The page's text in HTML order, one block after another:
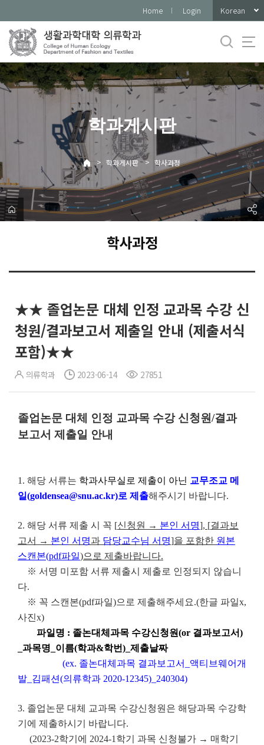
로
메
뉴
Home Login Korean
학과게시판
> 학과게시판 > 학사과정
학사과정
★★ 졸업논문 대체 인정 교과목 수강 신
청원/결과보고서 제출일 안내 (제출서식
포함)★★
의류학과 2023-06-14 27851
졸업논문 대체 인정 교과목 수강 신청원/결과
보고서 제출일 안내
1. 해당 서류는 학과사무실로 제출이 아닌 교무조교 메
일(goldensea@snu.ac.kr)로 제출해주시기 바랍니다.
2. 해당 서류 제출 시 꼭 [신청원 → 본인 서명], [결과보
고서 → 본인 서명과 담당교수님 서명]을 포함한 원본
스캔본(pdf파일)으로 제출바랍니다.
※ 서명 미포함 서류 제출시 제출로 인정되지 않습니
다.
※ 꼭 스캔본(pdf파일)으로 제출해주세요.(한글 파일x,
사진x)
파일명 : 졸논대체과목 수강신청원(or 결과보고서)
_과목명_이름(학과&학번)_제출날짜
(ex. 졸논대체과목 결과보고서_액티브웨어개
발_김패션(의류학과 2020-12345)_240304)
3. 졸업논문 대체 교과목 수강신청원은 해당과목 수강학
기에 제출하시기 바랍니다.
(2023-2학기에 2024-1학기 과목 신청불가 → 매학기